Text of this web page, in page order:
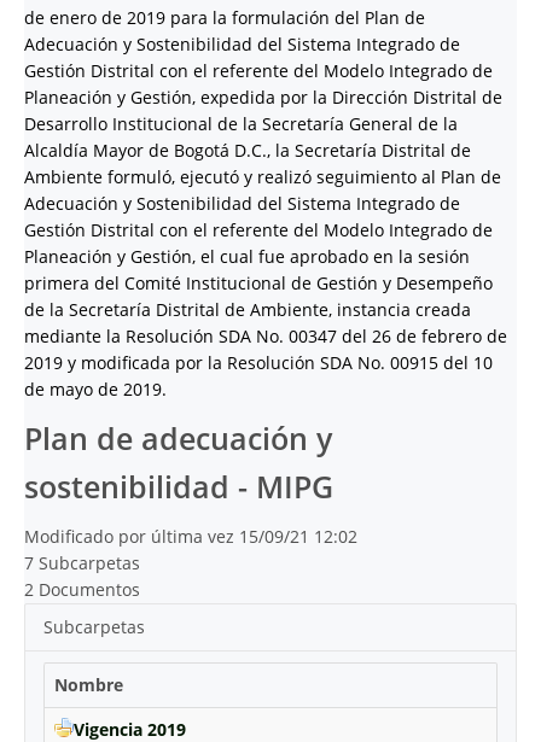
de enero de 2019 para la formulación del Plan de
Adecuación y Sostenibilidad del Sistema Integrado de
Gestión Distrital con el referente del Modelo Integrado de
Planeación y Gestión, expedida por la Dirección Distrital de
Desarrollo Institucional de la Secretaría General de la
Alcaldía Mayor de Bogotá D.C., la Secretaría Distrital de
Ambiente formuló, ejecutó y realizó seguimiento al Plan de
Adecuación y Sostenibilidad del Sistema Integrado de
Gestión Distrital con el referente del Modelo Integrado de
Planeación y Gestión, el cual fue aprobado en la sesión
primera del Comité Institucional de Gestión y Desempeño
de la Secretaría Distrital de Ambiente, instancia creada
mediante la Resolución SDA No. 00347 del 26 de febrero de
2019 y modificada por la Resolución SDA No. 00915 del 10
de mayo de 2019.
Plan de adecuación y
sostenibilidad - MIPG
Modificado por última vez 15/09/21 12:02
7 Subcarpetas
2 Documentos
Subcarpetas
Nombre
Vigencia 2019